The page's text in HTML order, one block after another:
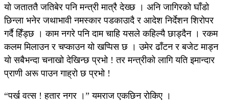
यो जताततै जतिबेर पनि मन्त्री मात्रै देख्छ । अनि जागिरको घाँडो
छिन्ला भनेर जथाभावी नमस्कार पडकाउादै र आदेश निर्देशन शिरोपर
गर्दै हिँड्छ । काम नगरे पनि दाम चाहि यसले कहिल्यै छाड्दैन । रकम
कलम मिलाउन र चप्काउन यो खप्पिस छ । उमेर ढाँटन र बजेट माड्न
यो सबैभन्दा चनाखो देखिन्छ प्रभो ! तर मन्त्रीको लागि यति इमान्दार
प्राणी अरू पाउन गाह्रो छ प्रभो !
“पर्ख वत्स ! हतार नगर ।” यमराज एकछिन रोकिए ।